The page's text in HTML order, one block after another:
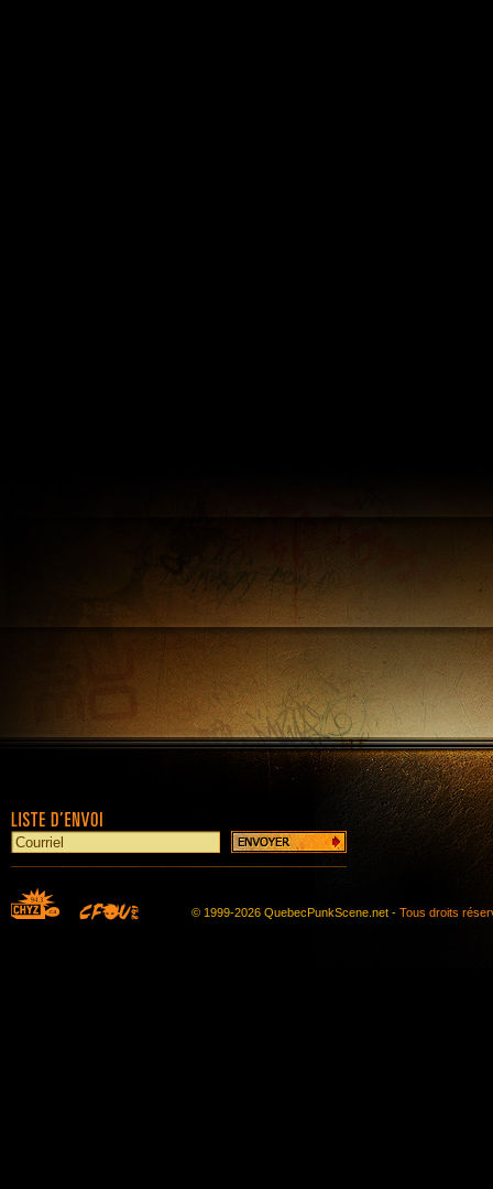
© 1999-2026 QuebecPunkScene.net - Tous droits